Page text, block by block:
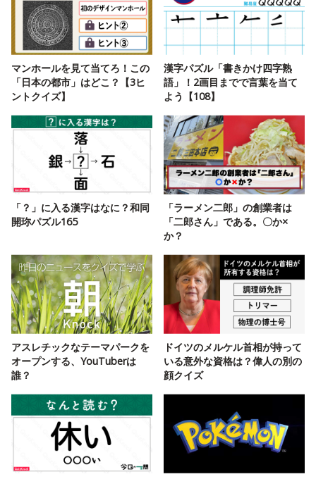
マンホールを見て当てろ！この
「日本の都市」はどこ？【3ヒ
ントクイズ】
漢字パズル「書きかけ四字熟
語」！2画目までで言葉を当て
よう【108】
「？」に入る漢字はなに？和同
開珎パズル165
「ラーメン二郎」の創業者は
「二郎さん」である。〇か×
か？
アスレチックなテーマパークを
オープンする、YouTuberは
誰？
ドイツのメルケル首相が持って
いる意外な資格は？偉人の別の
顔クイズ